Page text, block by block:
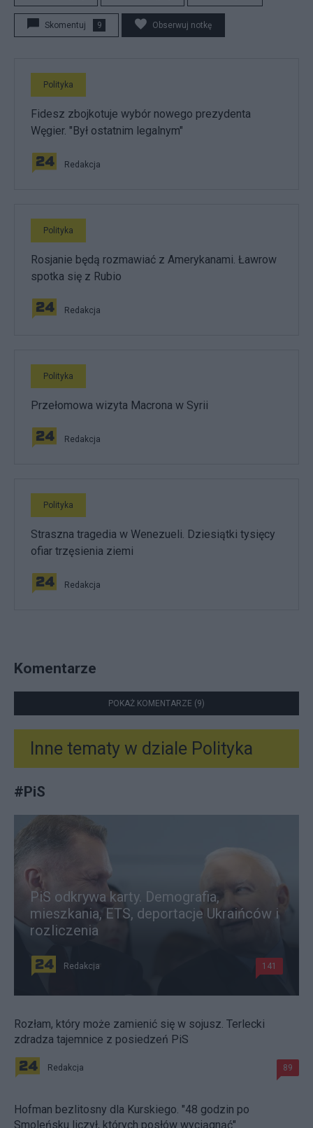
Skomentuj 9 Obserwuj notkę
Polityka
Fidesz zbojkotuje wybór nowego prezydenta
Węgier. "Był ostatnim legalnym"
Redakcja
Polityka
Rosjanie będą rozmawiać z Amerykanami. Ławrow
spotka się z Rubio
Redakcja
Polityka
Przełomowa wizyta Macrona w Syrii
Redakcja
Polityka
Straszna tragedia w Wenezueli. Dziesiątki tysięcy
ofiar trzęsienia ziemi
Redakcja
Komentarze
POKAŻ KOMENTARZE (9)
Inne tematy w dziale Polityka
#PiS
PiS odkrywa karty. Demografia,
mieszkania, ETS, deportacje Ukraińców i
rozliczenia
Redakcja 141
Rozłam, który może zamienić się w sojusz. Terlecki
zdradza tajemnice z posiedzeń PiS
Redakcja 89
Hofman bezlitosny dla Kurskiego. "48 godzin po
Smoleńsku liczył, których posłów wyciągnąć"